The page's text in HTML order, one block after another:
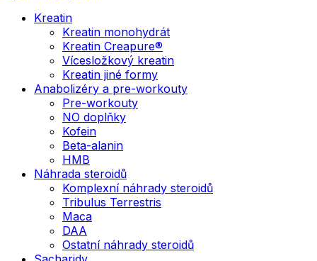
Kreatin
Kreatin monohydrát
Kreatin Creapure®
Vícesložkový kreatin
Kreatin jiné formy
Anabolizéry a pre-workouty
Pre-workouty
NO doplňky
Kofein
Beta-alanin
HMB
Náhrada steroidů
Komplexní náhrady steroidů
Tribulus Terrestris
Maca
DAA
Ostatní náhrady steroidů